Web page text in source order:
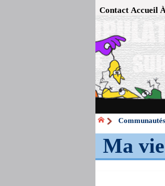
Contact Accueil
Ma